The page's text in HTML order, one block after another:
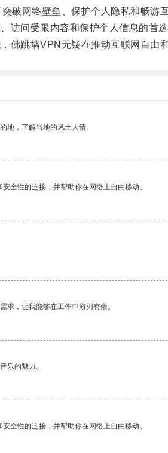
网络壁垒、保护个人隐私和畅游互
问受限内容和保护个人信息的首选
跳墙VPN无疑在推动互联网自由和
地，了解当地的风土人情。
全性的连接，并帮助你在网络上自由移动。
求，让我能够在工作中游刃有余。
乐的魅力。
全性的连接，并帮助你在网络上自由移动。